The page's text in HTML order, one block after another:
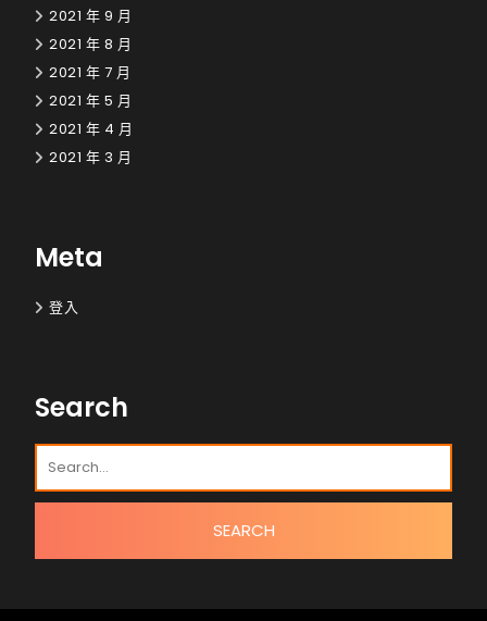
2021 年 9 月
2021 年 8 月
2021 年 7 月
2021 年 5 月
2021 年 4 月
2021 年 3 月
Meta
登入
Search